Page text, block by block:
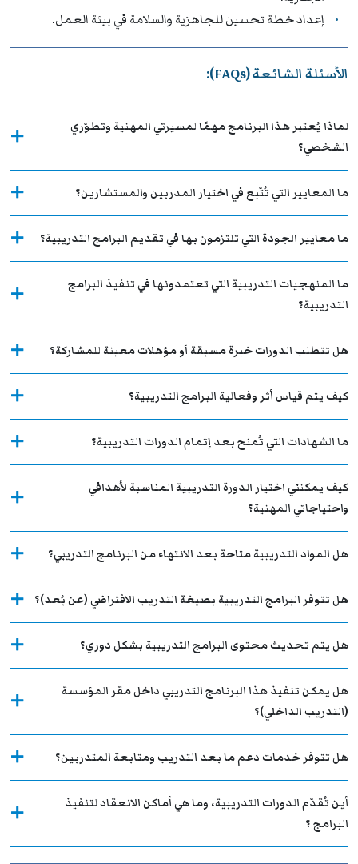
إعداد خطة تحسين للجاهزية والسلامة في بيئة العمل.
الأسئلة الشائعة (FAQs):
لماذا يُعتبر هذا البرنامج مهمًا لمسيرتي المهنية وتطوّري
الشخصي؟
ما المعايير التي تُتّبع في اختيار المدربين والمستشارين؟
ما معايير الجودة التي تلتزمون بها في تقديم البرامج التدريبية؟
ما المنهجيات التدريبية التي تعتمدونها في تنفيذ البرامج
التدريبية؟
هل تتطلب الدورات خبرة مسبقة أو مؤهلات معينة للمشاركة؟
كيف يتم قياس أثر وفعالية البرامج التدريبية؟
ما الشهادات التي تُمنح بعد إتمام الدورات التدريبية؟
كيف يمكنني اختيار الدورة التدريبية المناسبة لأهدافي
واحتياجاتي المهنية؟
هل المواد التدريبية متاحة بعد الانتهاء من البرنامج التدريبي؟
هل تتوفر البرامج التدريبية بصيغة التدريب الافتراضي (عن بُعد)؟
هل يتم تحديث محتوى البرامج التدريبية بشكل دوري؟
هل يمكن تنفيذ هذا البرنامج التدريبي داخل مقر المؤسسة
(التدريب الداخلي)؟
هل تتوفر خدمات دعم ما بعد التدريب ومتابعة المتدربين؟
أين تُقدّم الدورات التدريبية، وما هي أماكن الانعقاد لتنفيذ
البرامج ؟